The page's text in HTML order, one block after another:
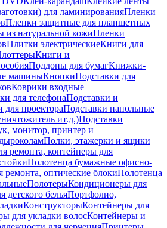
для ламинированияПленки
Пленки защитные для планшетных
натуральной кожиПленки
Плитки электрическиеКниги для
Книги и
Поддоны для бумагКнижки-
машиныКнопкиПодставки для
Коврики входные
для телефонаПодставки и
проектораПодставки напольные
ит.д.)Подставки
монитор, принтер и
Полки, этажерки и ящики
ремонта, контейнеры для
Полотенца бумажные офисно-
ремонта, оптические блокиПолотенца
ПолотерыКондиционеры для
бельяПортфолио,
КонструкторыКонтейнеры для
для укладки волосКонтейнеры и